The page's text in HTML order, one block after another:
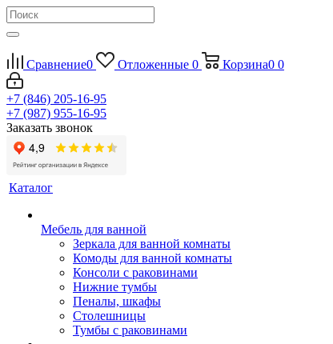
Сравнение0 Отложенные 0 Корзина0 0
+7 (846) 205-16-95
+7 (987) 955-16-95
Заказать звонок
Каталог
Мебель для ванной
Зеркала для ванной комнаты
Комоды для ванной комнаты
Консоли с раковинами
Нижние тумбы
Пеналы, шкафы
Столешницы
Тумбы с раковинами